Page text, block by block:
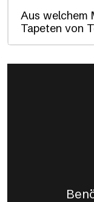
Aus welchem
Tapeten von